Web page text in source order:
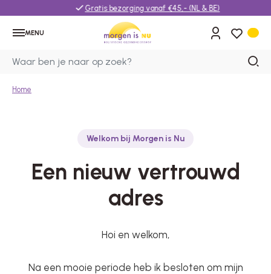
Gratis bezorging vanaf €45,- (NL & BE)
MENU
Home
Welkom bij Morgen is Nu
Een nieuw vertrouwd
adres
Hoi en welkom,
Na een mooie periode heb ik besloten om mijn